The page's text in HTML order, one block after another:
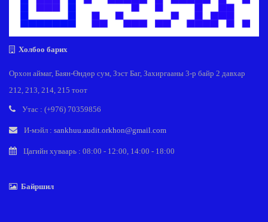
Холбоо барих
Орхон аймаг, Баян-Өндөр сум, Зэст Баг, Захиргааны 3-р байр 2 давхар
212, 213, 214, 215 тоот
Утас : (+976) 70359856
И-мэйл : sankhuu.audit.orkhon@gmail.com
Цагийн хуваарь : 08:00 - 12:00, 14:00 - 18:00
Байршил